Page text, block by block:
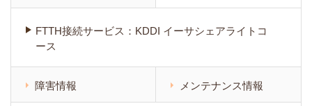
FTTH接続サービス：KDDI イーサシェアライトコ
ース
障害情報 メンテナンス情報